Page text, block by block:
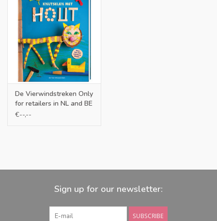
Brands
De Vierwindstreken Only
for retailers in NL and BE
€--,--
Sign up for our newsletter:
SUBSCRIBE